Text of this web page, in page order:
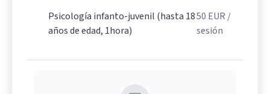
Psicología infanto-juvenil (hasta 18
años de edad, 1hora)
50 EUR /
sesión